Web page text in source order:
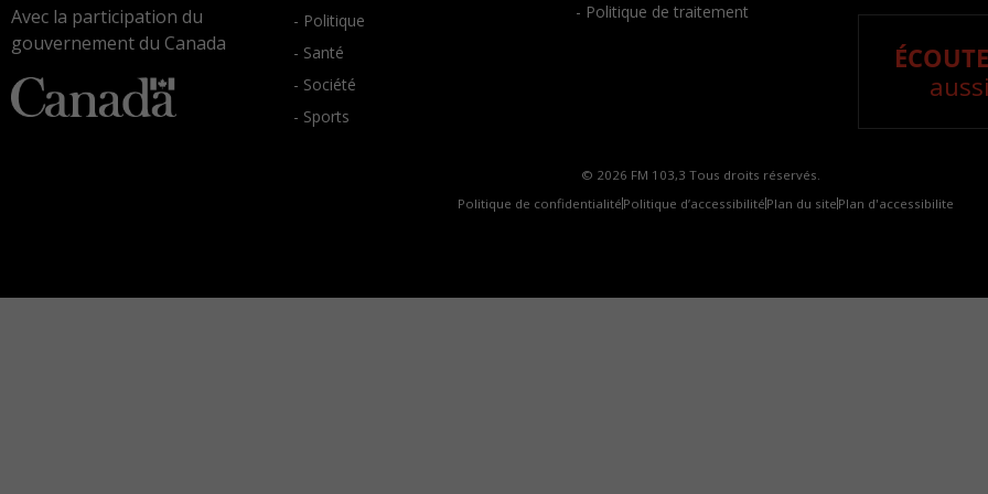
Avec la participation du
gouvernement du Canada
- Politique
- Santé
- Société
- Sports
- Politique de traitement
© 2026 FM 103,3 Tous droits réservés.
Politique de confidentialité Politique d’accessibilité Plan du site Plan d'accessibilite